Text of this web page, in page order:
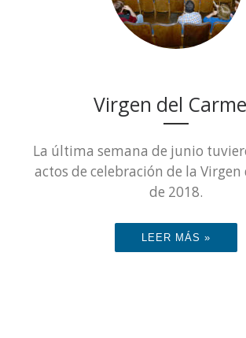
Virgen del
La última semana de junio
actos de celebración de la Virgen
de 2018.
LEER MÁS »